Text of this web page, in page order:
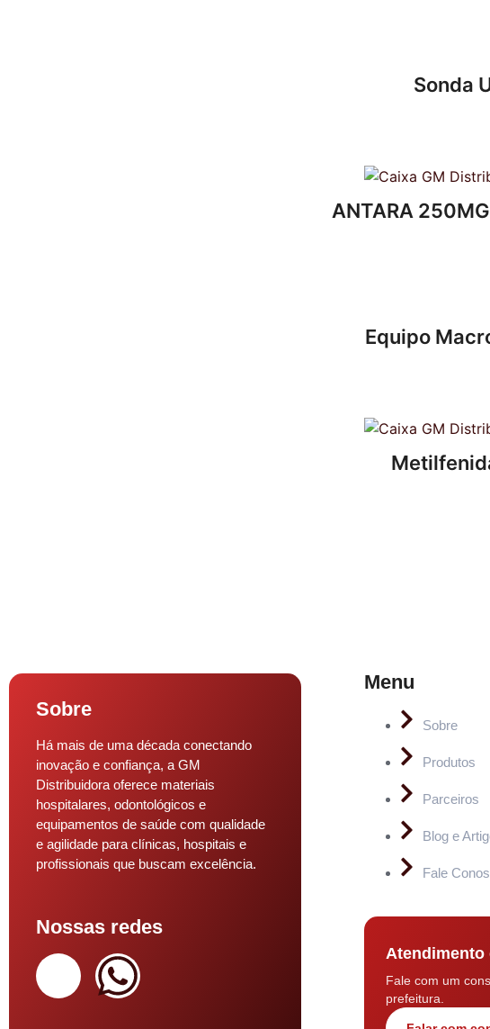
Sonda
ANTARA
Equipo
Sobre
Há mais de uma década conectando
inovação e confiança, a GM
Distribuidora oferece materiais
hospitalares, odontológicos e
equipamentos de saúde com qualidade
e agilidade para clínicas, hospitais e
profissionais que buscam excelência.
Nossas redes
Menu
Sobre
Produtos
Parceiros
Blog e
Fale
Atendimento
Fale com um
prefeitura.